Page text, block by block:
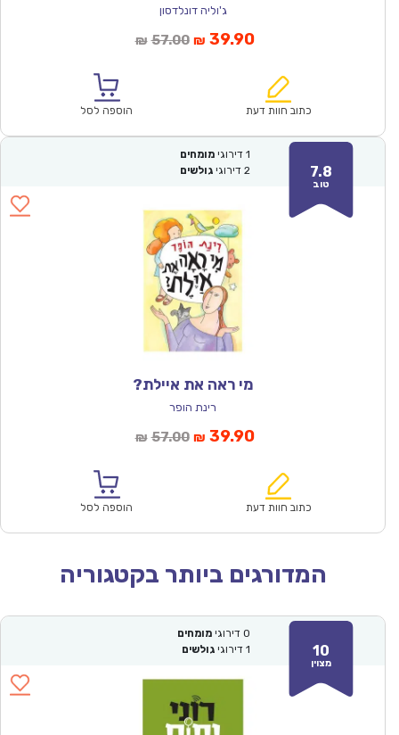
ג'וליה דונלדסון
₪ 57.00המחיר
₪57.00.
₪ 39.90המחיר
הוא:
כתוב חוות דעת הוספה לסל
7.8
טוב
1 דירוגי מומחים
2 דירוגי גולשים
מי ראה את איילת?
רינת הופר
₪ 57.00המחיר
₪57.00.
₪ 39.90המחיר
הוא:
כתוב חוות דעת הוספה לסל
המדורגים ביותר בקטגוריה
10
מצוין
0 דירוגי מומחים
1 דירוגי גולשים